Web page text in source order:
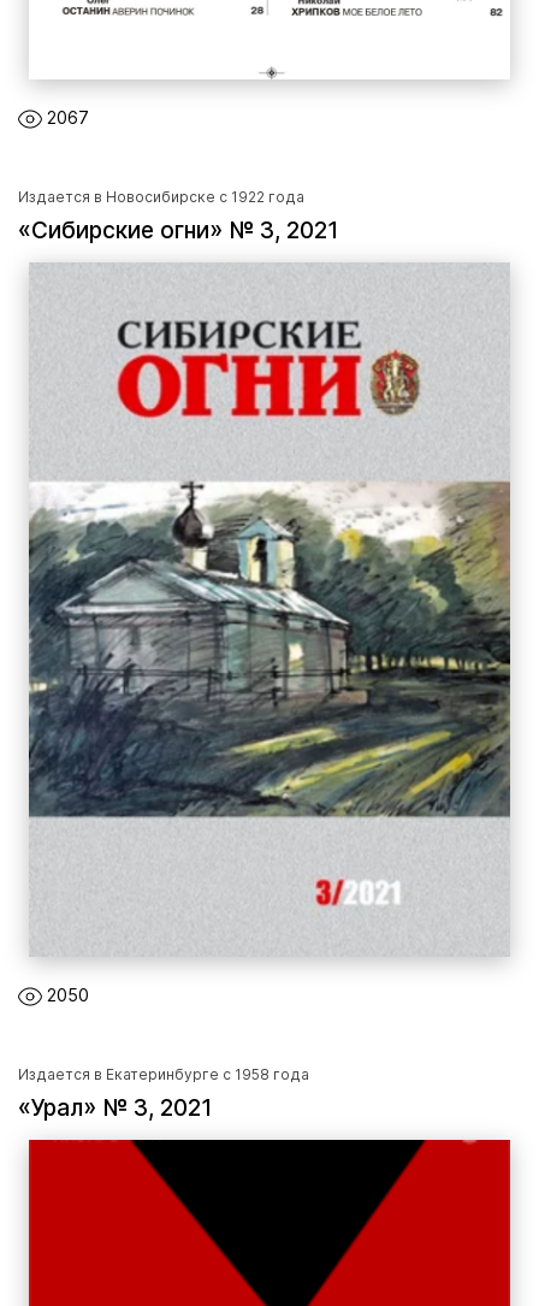
2067
Издается в Новосибирске с 1922 года
«Сибирские огни» № 3, 2021
2050
Издается в Екатеринбурге с 1958 года
«Урал» № 3, 2021